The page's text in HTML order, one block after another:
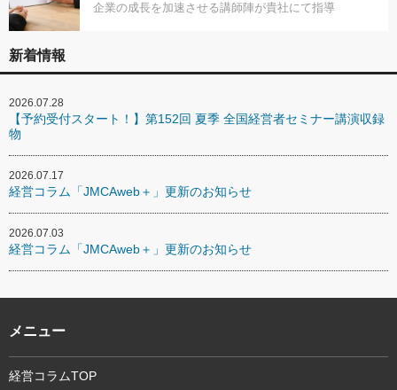
企業の成長を加速させる講師陣が貴社にて指導
新着情報
2026.07.28
【予約受付スタート！】第152回 夏季 全国経営者セミナー講演収録
物
2026.07.17
経営コラム「JMCAweb＋」更新のお知らせ
2026.07.03
経営コラム「JMCAweb＋」更新のお知らせ
メニュー
経営コラムTOP